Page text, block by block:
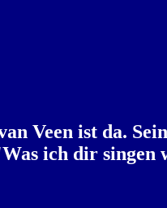
Veen ist da.
ich dir singen